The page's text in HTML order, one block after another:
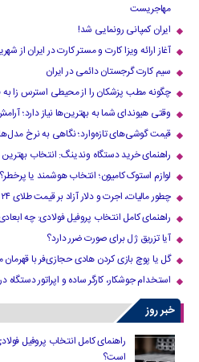
مهاجریست
ایران کمپانی رونمایی شد!
آغاز ارائه ویزا کارت و مستر کارت در ایران از شهریور
سیم کارت گرجستان دائمی در ایران
چگونه مطب پزشکان را از محیطی استرس زا
وقتی هیوندای شما به بهترین‌ها نیاز دارد؛
قیمت گوشی‌های تازه‌وارد؛ نگاهی به نرخ
راهنمای خرید دستگاه وندینگ: انتخاب
لوازم استوک کامیون؛ انتخاب هوشمند یا پرخطر؟
چطور مالیات، اجرت و دلار آزاد بر قیمت طلای ۲۴ عیار اثر می‌گذارد؟
راهنمای کامل انتخاب پروفیل فولادی: چه
آیا تزریق ژل برای صورت ضرر دارد​؟
گل یا پوچ بازی کردن هادی حجازی‌فر با
استخدام جوشکار، کارگر ساده و اپراتور دستگاه
خبر روز
راهنمای کامل انتخاب پروفیل
است؟